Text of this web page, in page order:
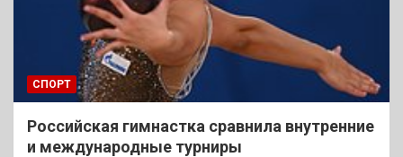
СПОРТ
Российская гимнастка сравнила внутренние
и международные турниры